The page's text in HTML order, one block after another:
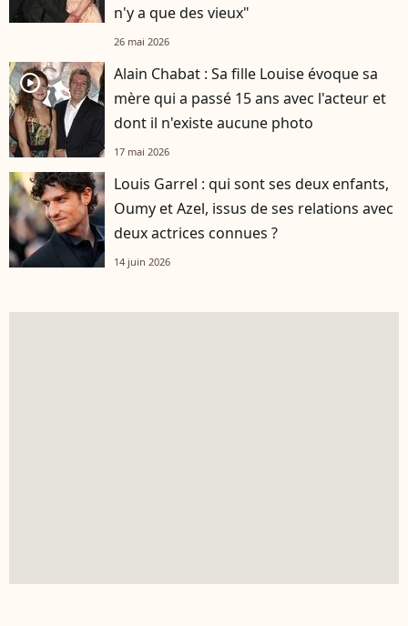
n'y a que des vieux"
26 mai 2026
player2
Alain Chabat : Sa fille Louise évoque sa
mère qui a passé 15 ans avec l'acteur et
dont il n'existe aucune photo
17 mai 2026
Louis Garrel : qui sont ses deux enfants,
Oumy et Azel, issus de ses relations avec
deux actrices connues ?
14 juin 2026